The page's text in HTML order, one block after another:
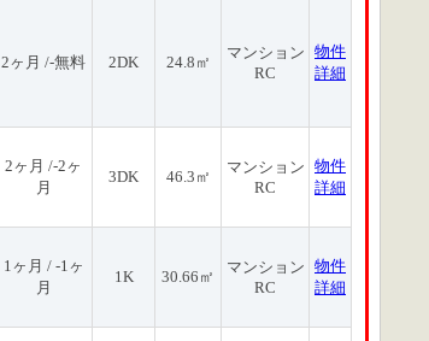
2ヶ月 /-無料 2DK 24.8㎡
マンション
RC
物件
詳細
2ヶ月 /-2ヶ
月
3DK 46.3㎡
マンション
RC
物件
詳細
1ヶ月 / -1ヶ
月
1K 30.66㎡
マンション
RC
物件
詳細